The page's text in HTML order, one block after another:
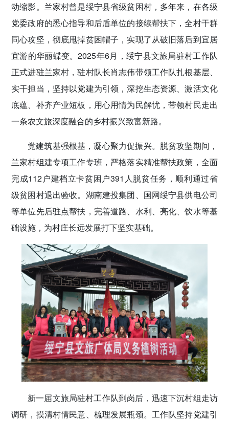
动缩影。兰家村曾是绥宁县省级贫困村，多年来，在各级
党委政府的悉心指导和后盾单位的接续帮扶下，全村干群
同心攻坚，彻底甩掉贫困帽子，实现了从破旧落后到宜居
宜游的华丽蝶变。2025年6月，绥宁县文旅局驻村工作队
正式进驻兰家村，驻村队长肖志伟带领工作队扎根基层、
实干担当，坚持以党建为引领，深挖生态资源、激活文化
底蕴、补齐产业短板，用心用情为民解忧，带领村民走出
一条农文旅深度融合的乡村振兴致富新路。
党建筑基强根基，凝心聚力促振兴。脱贫攻坚期间，
兰家村组建专项工作专班，严格落实精准帮扶政策，全面
完成112户建档立卡贫困户391人脱贫任务，顺利通过省
级贫困村退出验收。湖南建投集团、国网绥宁县供电公司
等单位先后驻点帮扶，完善道路、水利、亮化、饮水等基
础设施，为村庄长远发展打下坚实基础。
新一届文旅局驻村工作队到岗后，迅速下沉村组走访
调研，摸清村情民意、梳理发展瓶颈。工作队坚持党建引